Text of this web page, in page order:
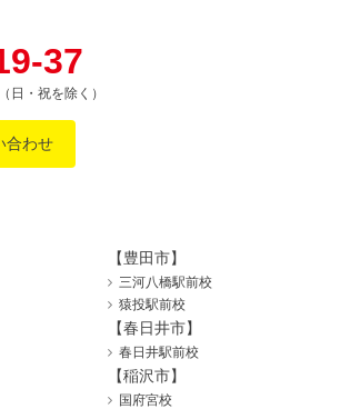
37
日・祝を除く）
合わせ
【豊田市】
三河八橋駅前校
猿投駅前校
【春日井市】
春日井駅前校
【稲沢市】
国府宮校